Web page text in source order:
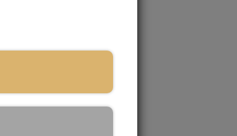
1-2 dages leveringstid